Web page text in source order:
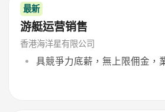
最新
游艇运营销售
香港海洋星有限公司
具競爭力底薪，無上限佣金，